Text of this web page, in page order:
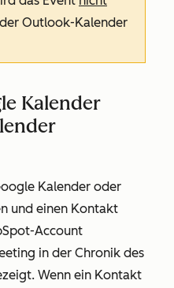
Outlook-Kalender
Kalender
Kalender oder
und einen Kontakt
Account
in der Chronik des
Wenn ein Kontakt